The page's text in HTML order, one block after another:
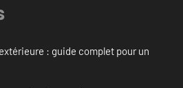
: guide complet pour un